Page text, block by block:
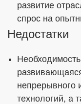
развитие
спрос на
Недостатки
непрерывного
технологий, а